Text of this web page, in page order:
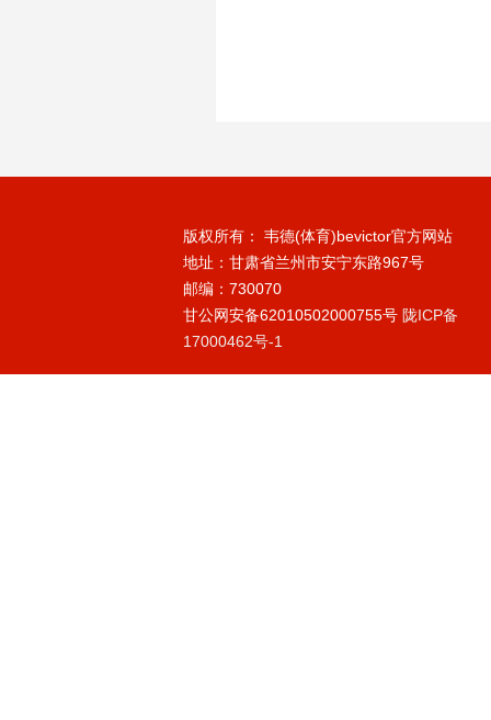
版权所有： 韦德(体育)bevictor官方网站
地址：甘肃省兰州市安宁东路967号
邮编：730070
甘公网安备62010502000755号 陇ICP备
17000462号-1